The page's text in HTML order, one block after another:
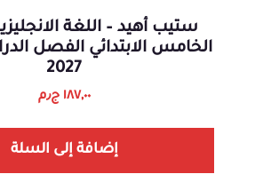
ستيب أهيد – اللغة
الخامس الابتدائي الفصل
2027
١٨٧,٠٠ ج٫م
إضافة إلى السلة